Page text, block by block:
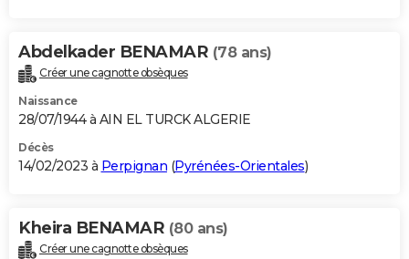
Abdelkader BENAMAR (78 ans)
Créer une cagnotte obsèques
Naissance
28/07/1944 à AIN EL TURCK ALGERIE
Décès
14/02/2023 à Perpignan (Pyrénées-Orientales)
Kheira BENAMAR (80 ans)
Créer une cagnotte obsèques